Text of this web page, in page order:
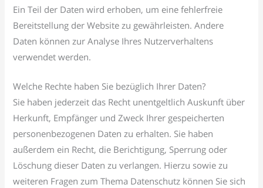
Ein Teil der Daten wird erhoben, um eine fehlerfreie
Bereitstellung der Website zu gewährleisten. Andere
Daten können zur Analyse Ihres Nutzerverhaltens
verwendet werden.
Welche Rechte haben Sie bezüglich Ihrer Daten?
Sie haben jederzeit das Recht unentgeltlich Auskunft über
Herkunft, Empfänger und Zweck Ihrer gespeicherten
personenbezogenen Daten zu erhalten. Sie haben
außerdem ein Recht, die Berichtigung, Sperrung oder
Löschung dieser Daten zu verlangen. Hierzu sowie zu
weiteren Fragen zum Thema Datenschutz können Sie sich